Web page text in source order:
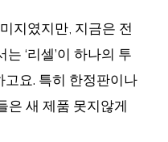
지였지만, 지금은 전
‘리셀’이 하나의 투
요. 특히 한정판이나
은 새 제품 못지않게